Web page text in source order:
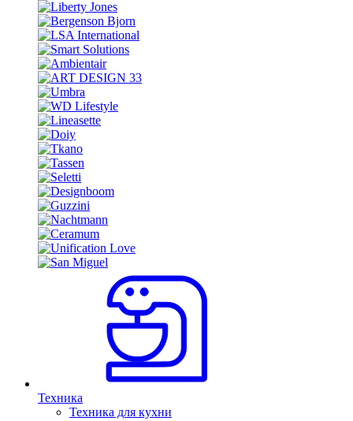
Техника
Техника для кухни